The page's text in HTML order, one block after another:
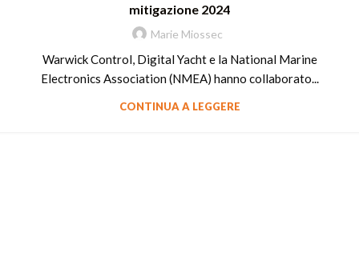
mitigazione 2024
Marie Miossec
Warwick Control, Digital Yacht e la National Marine
Electronics Association (NMEA) hanno collaborato...
CONTINUA A LEGGERE